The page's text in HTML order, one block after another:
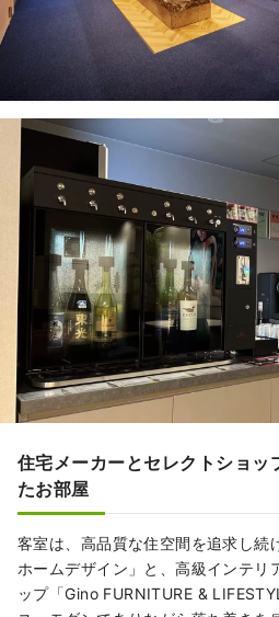
住宅メーカーとセレクトショッ
たお部屋
客室は、高品質な住空間を追求し続
ホームデザイン」と、高級インテリ
ップ「Gino FURNITURE &